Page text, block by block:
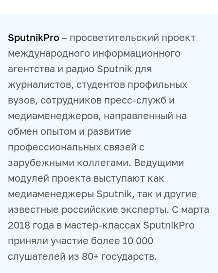
SputnikPro – просветительский проект
международного информационного
агентства и радио Sputnik для
журналистов, студентов профильных
вузов, сотрудников пресс-служб и
медиаменеджеров, направленный на
обмен опытом и развитие
профессиональных связей с
зарубежными коллегами. Ведущими
модулей проекта выступают как
медиаменеджеры Sputnik, так и другие
известные российские эксперты. С марта
2018 года в мастер-классах SputnikPro
приняли участие более 10 000
слушателей из 80+ государств.